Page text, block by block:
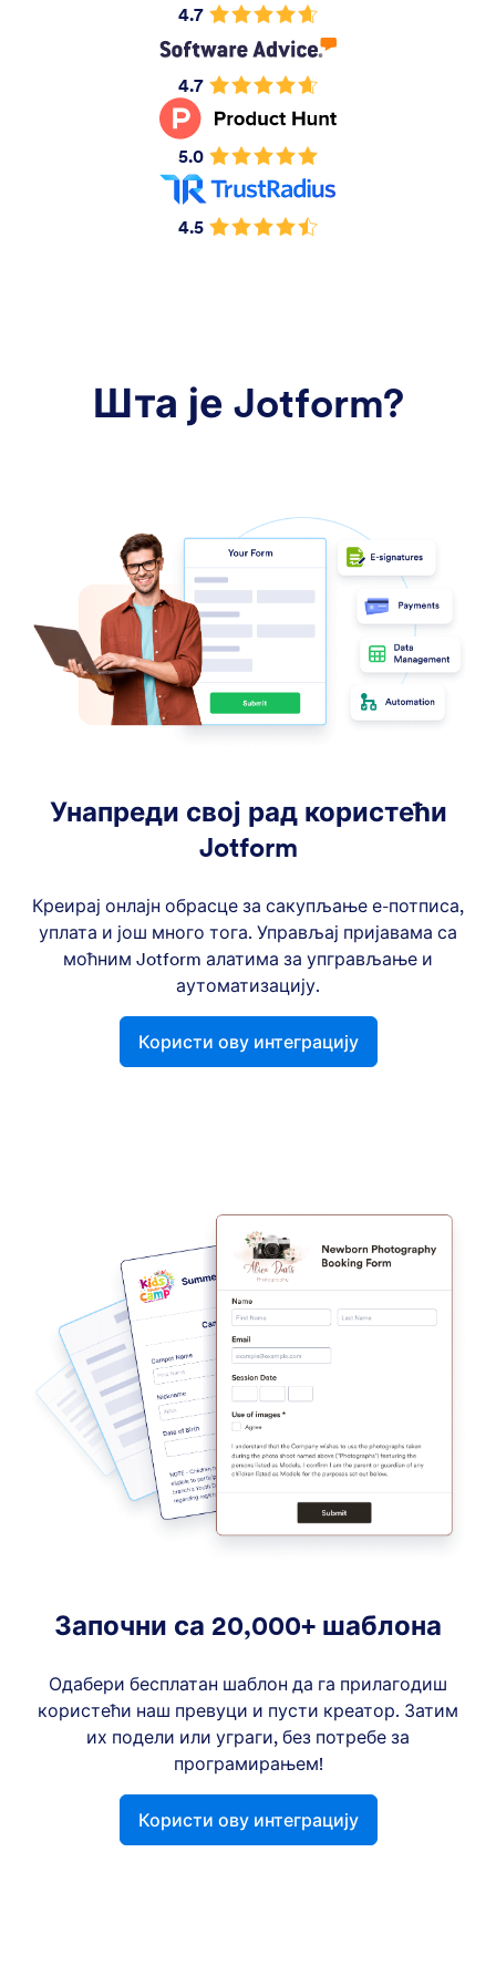
4.7
4.7
5.0
4.5
Шта је Jotform?
Унапреди свој рад користећи
Jotform
Креирај онлајн обрасце за сакупљање е-потписа,
уплата и још много тога. Управљај пријавама са
моћним Jotform алатима за упгрављање и
аутоматизацију.
Користи ову интеграцију
Започни са 20,000+ шаблона
Одабери бесплатан шаблон да га прилагодиш
користећи наш превуци и пусти креатор. Затим
их подели или уграги, без потребе за
програмирањем!
Користи ову интеграцију